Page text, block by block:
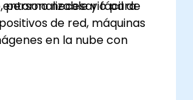
personalizable y fácil de
entorno necesario para
de red, máquinas
en la nube con
así como sus distintas